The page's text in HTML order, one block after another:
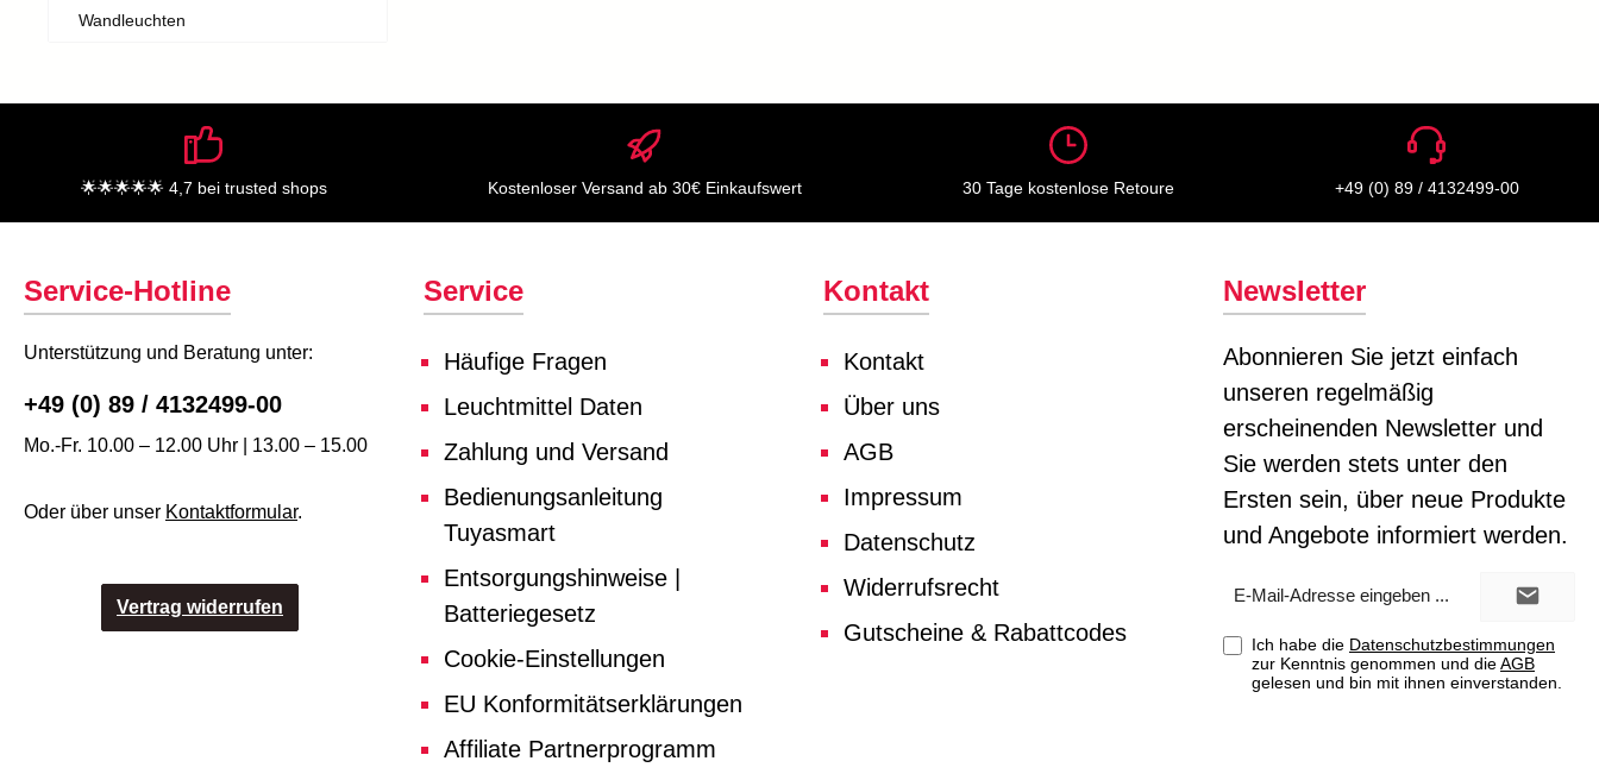
Wandleuchten
🌟🌟🌟🌟🌟 4,7 bei trusted shops Kostenloser Versand ab 30€ Einkaufswert 30 Tage kostenlose Retoure +49 (0) 89 / 4132499-00
Service-Hotline
Unterstützung und Beratung unter:
+49 (0) 89 / 4132499-00
Mo.-Fr. 10.00 – 12.00 Uhr | 13.00 – 15.00
Oder über unser Kontaktformular.
Vertrag widerrufen
Service
Häufige Fragen
Leuchtmittel Daten
Zahlung und Versand
Bedienungsanleitung
Tuyasmart
Entsorgungshinweise |
Batteriegesetz
Cookie-Einstellungen
EU Konformitätserklärungen
Affiliate Partnerprogramm
Kontakt
Kontakt
Über uns
AGB
Impressum
Datenschutz
Widerrufsrecht
Gutscheine & Rabattcodes
Newsletter
Abonnieren Sie jetzt einfach
unseren regelmäßig
erscheinenden Newsletter und
Sie werden stets unter den
Ersten sein, über neue Produkte
und Angebote informiert werden.
Mail-
Ich habe die Datenschutzbestimmungen
zur Kenntnis genommen und dieAGB
gelesen und bin mit ihnen einverstanden.